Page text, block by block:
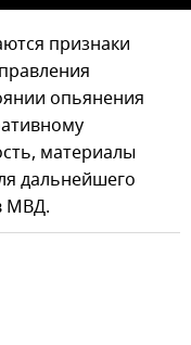
признаки
опьянения
материалы
дальнейшего
МВД.